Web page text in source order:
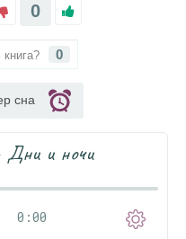
0
0
сна
Дни и ночи
0:00